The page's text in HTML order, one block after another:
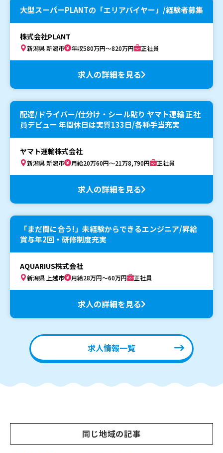
大型スーパーPLANTの「エリアバイヤー」/経験者募集
株式会社PLANT
新潟県 新潟市 年収580万円～820万円 正社員
求人の詳細を見る
配達/ドライバー/仕分け・シール貼り ヤマト運輸 正社
員デビュー 年間休日は実質133日/各種手当充実
ヤマト運輸株式会社
新潟県 新潟市 月給20万60円～21万8,790円 正社員
求人の詳細を見る
「まだ間に合う!」未経験からできるエンジニア/昇給
賞与年2回・研修制度充実
AQUARIUS株式会社
新潟県 上越市 月給28万円～60万円 正社員
求人の詳細を見る
求人情報一覧
同じ地域の記事